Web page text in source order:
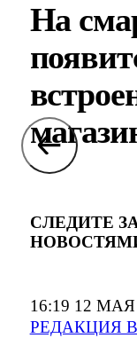
16:19 12 МАЯ
РЕДАКЦИЯ
На
СЛЕДИТЕ